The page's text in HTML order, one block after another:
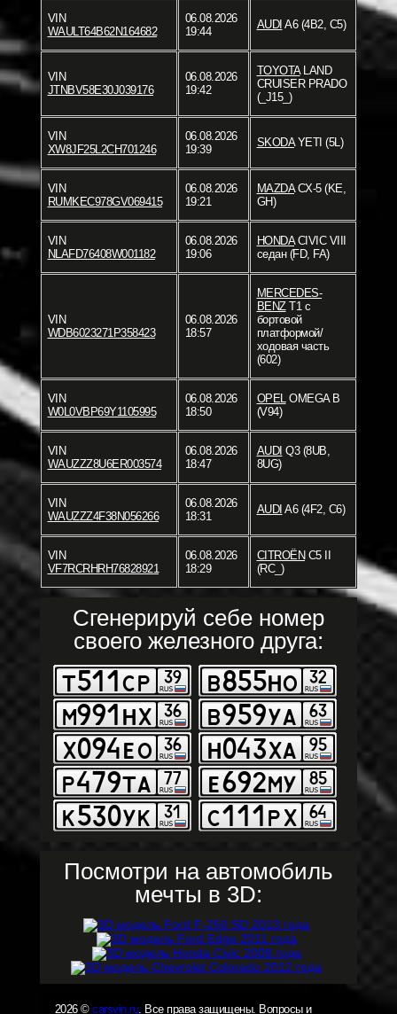
VIN
WAULT64B62N164682
06.08.2026
19:44
AUDI A6 (4B2, C5)
VIN
JTNBV58E30J039176
06.08.2026
19:42
TOYOTALAND
CRUISER PRADO
(_J15_)
VIN
XW8JF25L2CH701246
06.08.2026
19:39
SKODAYETI (5L)
VIN
RUMKEC978GV069415
06.08.2026
19:21
MAZDACX-5 (KE,
GH)
VIN
NLAFD76408W001182
06.08.2026
19:06
HONDACIVIC VIII
седан (FD, FA)
VIN
WDB6023271P358423
06.08.2026
18:57
MERCEDES-
BENZT1 c
бортовой
платформой/
ходовая часть
(602)
VIN
W0L0VBP69Y1105995
06.08.2026
18:50
OPELOMEGA B
(V94)
VIN
WAUZZZ8U6ER003574
06.08.2026
18:47
AUDI Q3 (8UB,
8UG)
VIN
WAUZZZ4F38N056266
06.08.2026
18:31
AUDI A6 (4F2, C6)
VIN
VF7RCRHRH76828921
06.08.2026
18:29
CITROËN C5 II
(RC_)
Сгенерируй себе номер
своего железного друга:
Посмотри на автомобиль
мечты в 3D:
2026 © carsvin.ru. Все права защищены. Вопросы и